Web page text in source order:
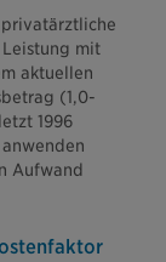
mit
aktuellen
(1,0-
1996
Aufwand